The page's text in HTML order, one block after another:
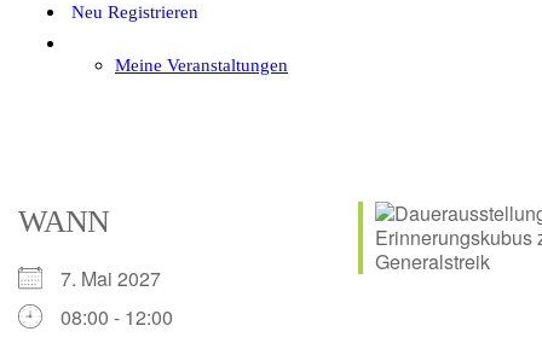
Neu Registrieren
Meine Veranstaltungen
WANN
7. Mai 2027
08:00 - 12:00